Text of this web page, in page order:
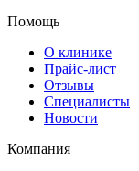
Помощь
О клинике
Прайс-лист
Отзывы
Специалисты
Новости
Компания